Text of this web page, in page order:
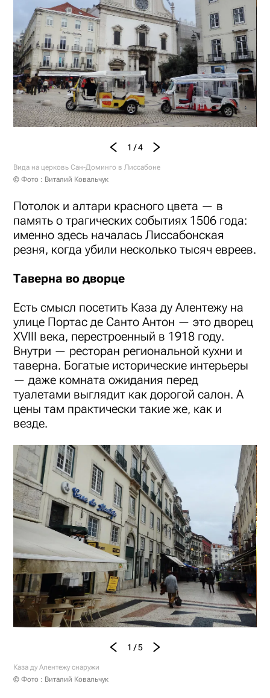
1 / 4
Вида на церковь Сан-Доминго в Лиссабоне
© Фото : Виталий Ковальчук
Потолок и алтари красного цвета — в
память о трагических событиях 1506 года:
именно здесь началась Лиссабонская
резня, когда убили несколько тысяч евреев.
Таверна во дворце
Есть смысл посетить Каза ду Алентежу на
улице Портас де Санто Антон — это дворец
XVIII века, перестроенный в 1918 году.
Внутри — ресторан региональной кухни и
таверна. Богатые исторические интерьеры
— даже комната ожидания перед
туалетами выглядит как дорогой салон. А
цены там практически такие же, как и
везде.
1 / 5
Каза ду Алентежу снаружи
© Фото : Виталий Ковальчук